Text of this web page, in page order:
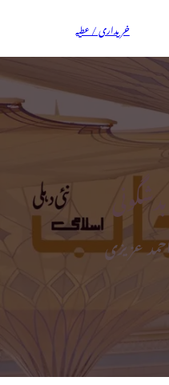
خریداری / عطیہ
عزیزی